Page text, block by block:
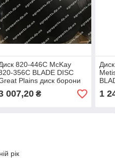
820-446C McKay
356C BLADE DISC
Plains диск борони
820-356С
007,20₴
W/
1
рік